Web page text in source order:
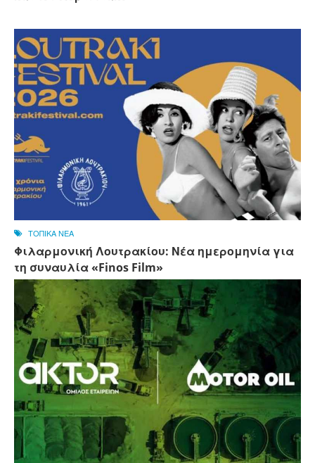
ΤΟΠΙΚΑ ΝΕΑ
Φιλαρμονική Λουτρακίου: Νέα ημερομηνία για
τη συναυλία «Finos Film»